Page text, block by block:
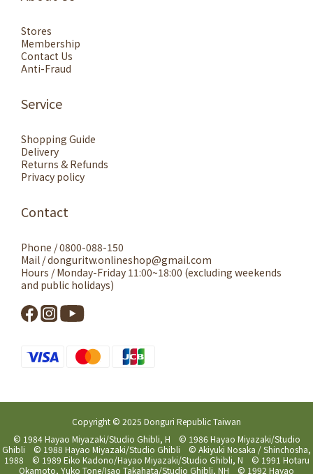
Stores
Membership
Contact Us
Anti-Fraud
Service
Shopping Guide
Delivery
Returns & Refunds
Privacy policy
Contact
Phone / 0800-088-150
Mail / donguritw.onlineshop@gmail.com
Hours / Monday-Friday 11:00~18:00 (excluding weekends
and public holidays)
Copyright © 2025 Donguri Republic Taiwan
© 1984 Hayao Miyazaki/Studio Ghibli, H © 1986 Hayao Miyazaki/Studio
Ghibli © 1988 Hayao Miyazaki/Studio Ghibli © Akiyuki Nosaka / Shinchosha,
1988 © 1989 Eiko Kadono/Hayao Miyazaki/Studio Ghibli, N © 1991 Hotaru
Okamoto, Yuko Tone/Isao Takahata/Studio Ghibli, NH © 1992 Hayao